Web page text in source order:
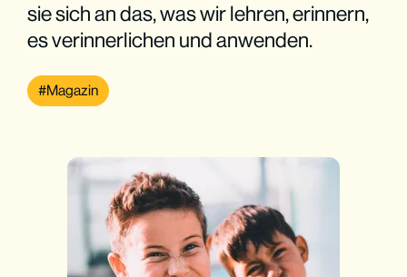
sie sich an das, was wir lehren, erinnern,
es verinnerlichen und anwenden.
Magazin